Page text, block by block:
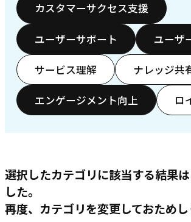
カスタマーサクセス支援
ユーザーサポート ユーザ
サービス理解 ナレッジ共
エンゲージメント向上 ロ
選択したカテゴリに該当する結果
した。
再度、カテゴリを変更しておためし